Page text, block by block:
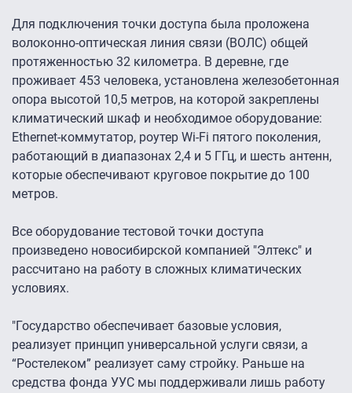
Для подключения точки доступа была проложена
волоконно-оптическая линия связи (ВОЛС) общей
протяженностью 32 километра. В деревне, где
проживает 453 человека, установлена железобетонная
опора высотой 10,5 метров, на которой закреплены
климатический шкаф и необходимое оборудование:
Ethernet-коммутатор, роутер Wi-Fi пятого поколения,
работающий в диапазонах 2,4 и 5 ГГц, и шесть антенн,
которые обеспечивают круговое покрытие до 100
метров.
Все оборудование тестовой точки доступа
произведено новосибирской компанией "Элтекс" и
рассчитано на работу в сложных климатических
условиях.
"Государство обеспечивает базовые условия,
реализует принцип универсальной услуги связи, а
“Ростелеком” реализует саму стройку. Раньше на
средства фонда УУС мы поддерживали лишь работу